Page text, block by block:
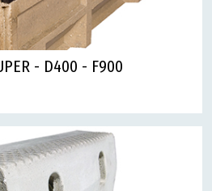
- D400 - F900